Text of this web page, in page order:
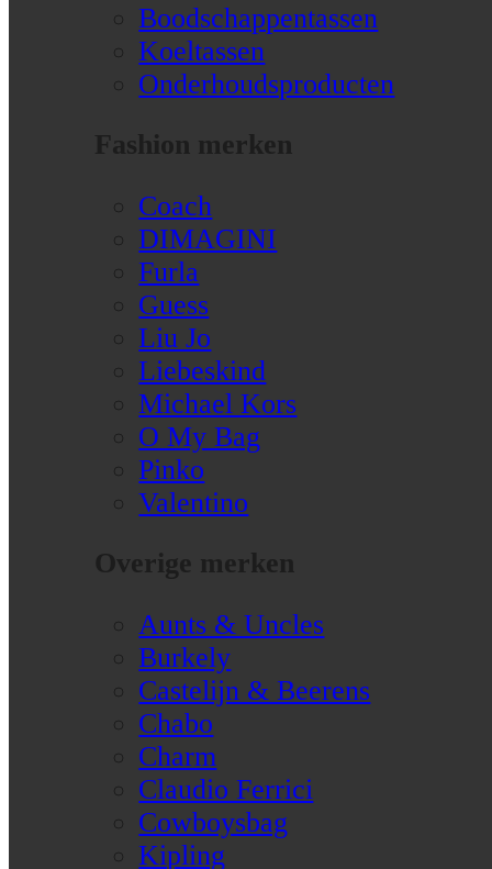
Boodschappentassen
Koeltassen
Onderhoudsproducten
Fashion merken
Coach
DIMAGINI
Furla
Guess
Liu Jo
Liebeskind
Michael Kors
O My Bag
Pinko
Valentino
Overige merken
Aunts & Uncles
Burkely
Castelijn & Beerens
Chabo
Charm
Claudio Ferrici
Cowboysbag
Kipling